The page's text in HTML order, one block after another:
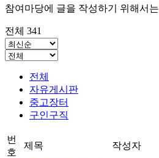
참여마당에 글을 작성하기 위해서는
전체 341
전체
자유게시판
중고장터
구인구직
번
호
제목 작성자